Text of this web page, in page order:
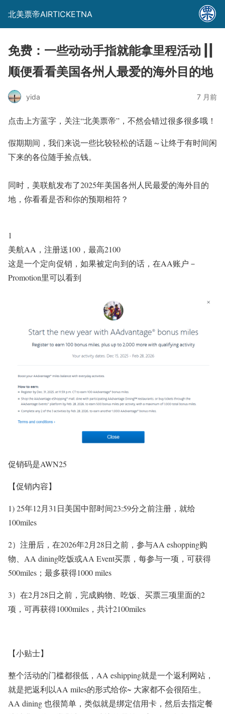
北美票帝AIRTICKETNA
免费：一些动动手指就能拿里程活动 ||
顺便看看美国各州人最爱的海外目的地
yida 7 月前
点击上方蓝字，关注“北美票帝” ，不然会错过很多很多哦！
假期期间，我们来说一些比较轻松的话题～让终于有时间闲
下来的各位随手捡点钱。
同时，美联航发布了2025年美国各州人民最爱的海外目的
地，你看看是否和你的预期相符？
1
美航AA，注册送100，最高2100
这是一个定向促销，如果被定向到的话，在AA账户－
Promotion里可以看到
促销码是AWN25
【促销内容】
1) 25年12月31日美国中部时间23:59分之前注册，就给
100miles
2）注册后，在2026年2月28日之前，参与AA eshopping购
物、AA dining吃饭或AA Event买票，每参与一项，可获得
500miles；最多获得1000 miles
3）在2月28日之前，完成购物、吃饭、买票三项里面的2
项，可再获得1000miles，共计2100miles
【小贴士】
整个活动的门槛都很低，AA eshipping就是一个返利网站，
就是把返利以AA miles的形式给你~ 大家都不会很陌生。
AA dining 也很简单，类似就是绑定信用卡，然后去指定餐